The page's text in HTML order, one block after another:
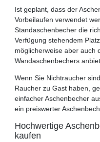
Ist geplant, dass der
Vorbeilaufen verwendet
Standaschenbecher die
Verfügung stehendem
möglicherweise aber auch
Wandaschenbechers
Wenn Sie Nichtraucher
Raucher zu Gast haben,
einfacher Aschenbecher
ein preiswerter
Hochwertige
kaufen